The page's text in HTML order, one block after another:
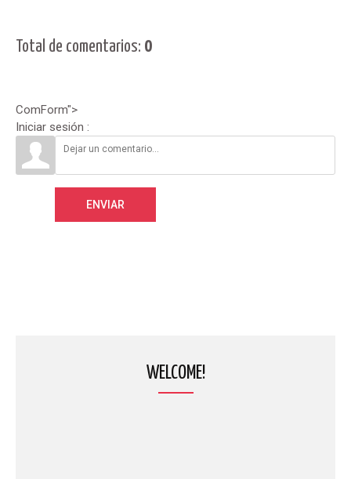
Total de comentarios: 0
ComForm">
Iniciar sesión :
ENVIAR
WELCOME!